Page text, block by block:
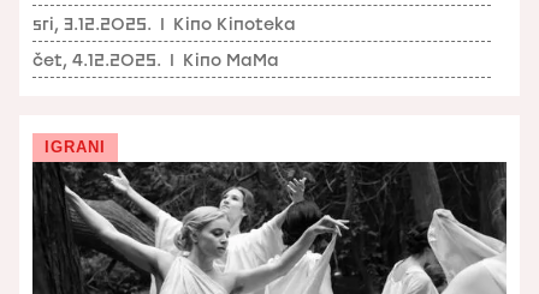
sri, 3.12.2025. I Kino Kinoteka
čet, 4.12.2025. I Kino MaMa
IGRANI